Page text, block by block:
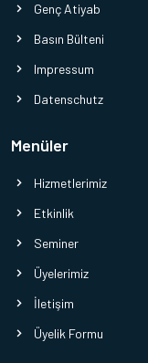
Genç Atiyab
Basın Bülteni
Impressum
Datenschutz
Menüler
Hizmetlerimiz
Etkinlik
Seminer
Üyelerimiz
İletişim
Üyelik Formu